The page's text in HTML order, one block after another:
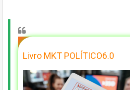
Livro MKT POLÍTICO6.0